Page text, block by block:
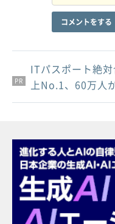
コメントをする
PR
PR
PR
ITパスポート絶
上No.1、60万人